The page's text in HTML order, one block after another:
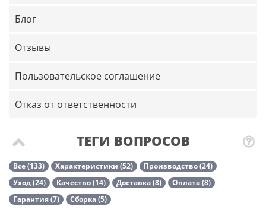
Блог
Отзывы
Пользовательское соглашение
Отказ от ответственности
ТЕГИ ВОПРОСОВ
Все (133) Характеристики (52)
Производство (24)
Уход (24)
Качество (14) Доставка (8)
Оплата (8)
Гарантия (7)
Сборка (5)